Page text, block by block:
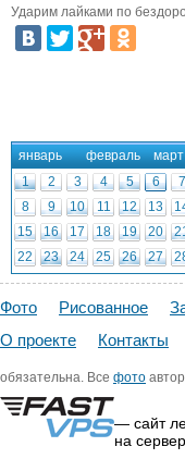
Ударим лайками по
январь февраль март
1
2 3 4 5 6
7
8
9 10 11 12 13
15
16 17 18 19 20
22
23 24 25 26 27
29
30
Фото Рисованное
О проекте
Контакты
обязательна. Все фото
— сайт
на